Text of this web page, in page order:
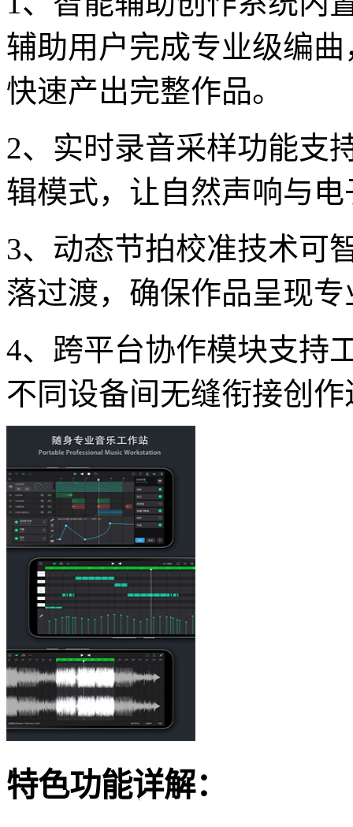
辅助用户完成专业级编
快速产出完整作品。
2、实时录音采样功能支
辑模式，让自然声响与
3、动态节拍校准技术可
落过渡，确保作品呈现
4、跨平台协作模块支持
不同设备间无缝衔接创作
特色功能详解：